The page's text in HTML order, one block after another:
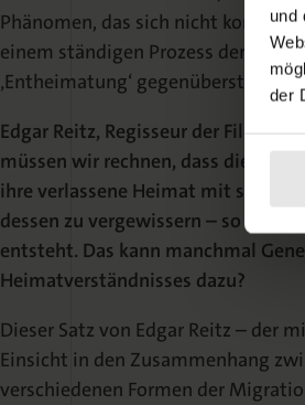
und
der
Phänomen, das sich nicht
einem ständigen Prozess der
‚Entheimatung‘ gegenüberstehen
Edgar Reitz, Regisseur der
müssen wir rechnen, dass die
ihre verlassene Heimat mit sich
dessen zu vergewissern – so
entsteht. Das kann manchmal
Heimatverständnisses dazu?
Dieser Satz von Edgar Reitz – der
Einsicht in den Zusammenhang
verschiedenen Formen der